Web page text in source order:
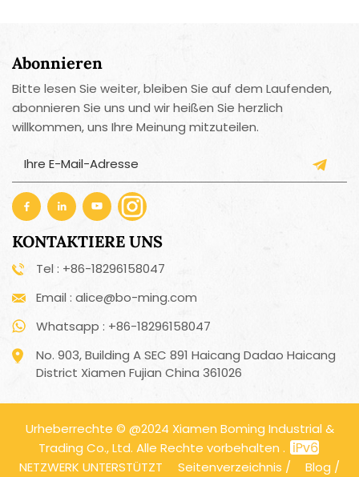
Abonnieren
Bitte lesen Sie weiter, bleiben Sie auf dem Laufenden,
abonnieren Sie uns und wir heißen Sie herzlich
willkommen, uns Ihre Meinung mitzuteilen.
KONTAKTIERE UNS
Tel : +86-18296158047
Email : alice@bo-ming.com
Whatsapp : +86-18296158047
No. 903, Building A SEC 891 Haicang Dadao Haicang
District Xiamen Fujian China 361026
Urheberrechte © @2024 Xiamen Boming Industrial &
Trading Co., Ltd. Alle Rechte vorbehalten .
NETZWERK UNTERSTÜTZT
Seitenverzeichnis / Blog /